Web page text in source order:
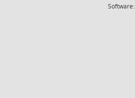
Software: